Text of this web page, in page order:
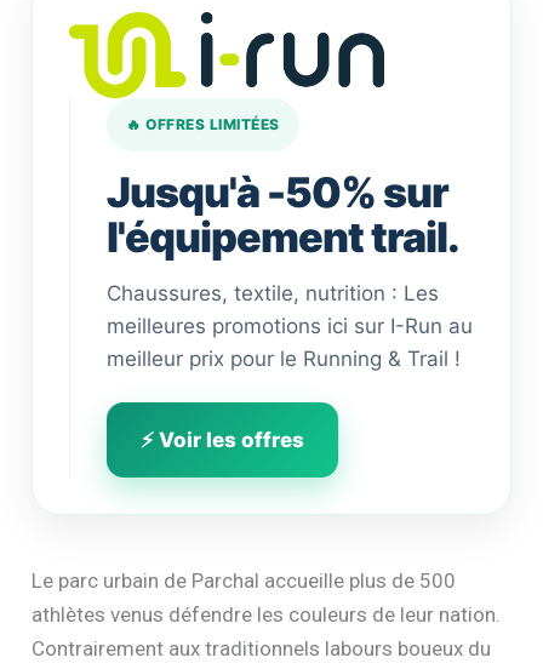
🔥 OFFRES LIMITÉES
Jusqu'à -50% sur
l'équipement trail.
Chaussures, textile, nutrition : Les
meilleures promotions ici sur I-Run au
meilleur prix pour le Running & Trail !
⚡ Voir les offres
Le parc urbain de Parchal accueille plus de 500
athlètes venus défendre les couleurs de leur nation.
Contrairement aux traditionnels labours boueux du